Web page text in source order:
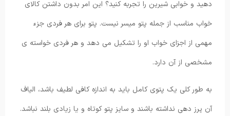
دهید و خوابی شیرین را تجربه کنید؟ این امر بدون داشتن کالای
خواب مناسب از جمله پتو میسر نیست. پتو برای هر فردی جزء
مهمی از اجزای خواب او را تشکیل می دهد و هر فردی خواسته ی
مشخصی از آن دارد.
به طور کلی یک پتوی کامل باید به اندازه کافی لطیف باشد، الیاف
آن پرز دهی نداشته باشند و سایز پتو کوتاه و یا زیادی بلند نباشد.